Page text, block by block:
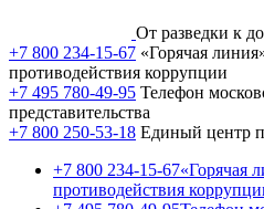
От разведки к
+7 800 234-15-67 «Горячая
противодействия коррупции
+7 495 780-49-95 Телефон
представительства
+7 800 250-53-18 Единый центр
+7 800 234-15-67«Горячая
противодействия